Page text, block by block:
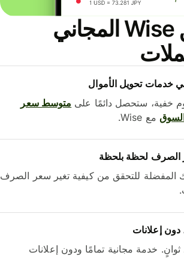
نزّل تطبيق Wise المجاني
تحويل الأموال
ستحصل دائمًا علىمتوسط ​​سعر
مع Wise.
لحظة بلحظة
للتحقق من كيفية تغير سعر الصرف
إعلانات
خدمة مجانية تمامًا ودون إعلانات